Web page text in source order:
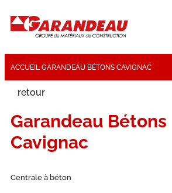
ACCUEIL GARANDEAU BÉTONS CAVIGNAC
retour
Garandeau Bétons
Cavignac
Centrale à béton